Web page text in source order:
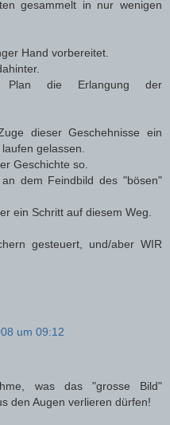
gesammelt in nur wenigen
Hand vorbereitet.
Plan die Erlangung der
dieser Geschehnisse ein
gelassen.
Geschichte so.
dem Feindbild des "bösen"
ein Schritt auf diesem Weg.
gesteuert, und/aber WIR
um 09:12
was das "grosse Bild"
den Augen verlieren dürfen!